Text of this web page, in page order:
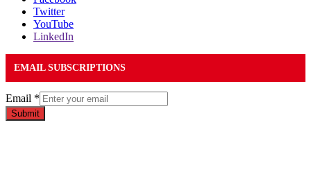
Twitter
YouTube
LinkedIn
EMAIL SUBSCRIPTIONS
Email *
Submit